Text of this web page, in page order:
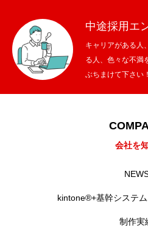
中途採用エ
キャリアがある人
る人、色々な不満
ぶちまけて下さい！
会社を
kintone®+基幹システ
制作実